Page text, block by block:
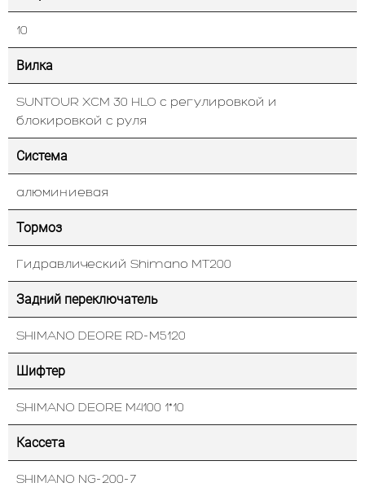
10
Вилка
SUNTOUR XCM 30 HLO с регулировкой и
блокировкой с руля
Система
алюминиевая
Тормоз
Гидравлический Shimano MT200
Задний переключатель
SHIMANO DEORE RD-M5120
Шифтер
SHIMANO DEORE M4100 1*10
Кассета
SHIMANO NG-200-7